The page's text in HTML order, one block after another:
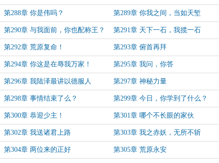
第288章 你是伟吗？ 第289章 你我之间，当如天堑
第290章 与我面前，你也配称王？ 第291章 天下一石，我揽一石
第292章 荒原复命！ 第293章 俯首再拜
第294章 你这是在辱我万家！ 第295章 我问，你答
第296章 我陆泽最讲以德服人 第297章 神秘力量
第298章 事情结束了么？ 第299章 今日，你学到了什么？
第300章 恭迎少主！ 第301章 哪个不长眼的家伙
第302章 我送诸君上路 第303章 我之赤妖，无所不斩
第304章 两位来的正好 第305章 荒原永安